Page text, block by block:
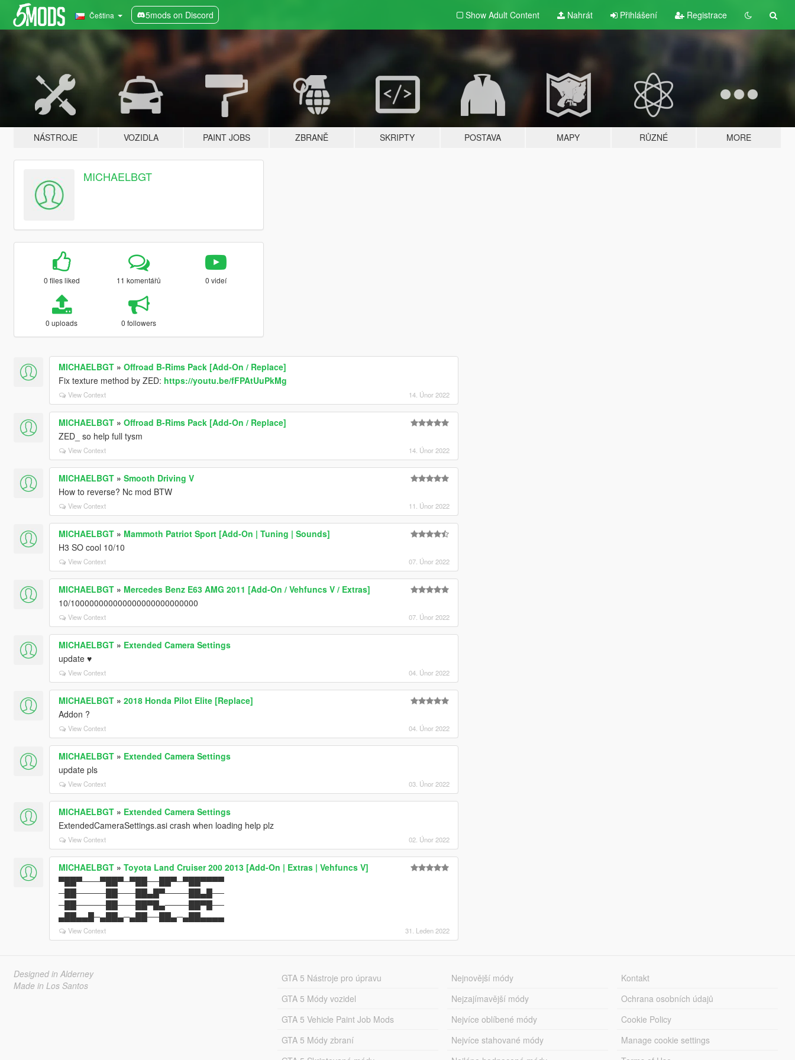
Čeština 5mods on Discord Show Adult Content Nahrát Přihlášení Registrace
NÁSTROJE VOZIDLA PAINT JOBS ZBRANĚ SKRIPTY POSTAVA MAPY RŮZNÉ MORE
MICHAELBGT
0 files liked 11 komentářů 0 videí
0 uploads 0 followers
MICHAELBGT» Offroad B-Rims Pack [Add-On / Replace]
Fix texture method by ZED: https://youtu.be/fFPAtUuPkMg
View Context 14. Únor 2022
MICHAELBGT» Offroad B-Rims Pack [Add-On / Replace]
ZED_ so help full tysm
View Context 14. Únor 2022
MICHAELBGT» Smooth Driving V
How to reverse? Nc mod BTW
View Context 11. Únor 2022
MICHAELBGT» Mammoth Patriot Sport [Add-On | Tuning | Sounds]
H3 SO cool 10/10
View Context 07. Únor 2022
MICHAELBGT» Mercedes Benz E63 AMG 2011 [Add-On / Vehfuncs V / Extras]
10/100000000000000000000000000
View Context 07. Únor 2022
MICHAELBGT» Extended Camera Settings
update ♥
View Context 04. Únor 2022
MICHAELBGT» 2018 Honda Pilot Elite [Replace]
Addon ?
View Context 04. Únor 2022
MICHAELBGT» Extended Camera Settings
update pls
View Context 03. Únor 2022
MICHAELBGT» Extended Camera Settings
ExtendedCameraSettings.asi crash when loading help plz
View Context 02. Únor 2022
MICHAELBGT» Toyota Land Cruiser 200 2013 [Add-On | Extras | Vehfuncs V]
▀██▀───▀██▀─▀██──██▀─▀██▀▀▀▀
─██─────██───██▄█▀────██▄█──
─██─────██───██▀█▄────██▀█──
▄██▄▄█─▄██▄─▄██──██▄─▄██▄▄▄▄
View Context 31. Leden 2022
Designed in Alderney
Made in Los Santos
GTA 5 Nástroje pro úpravu
GTA 5 Módy vozidel
GTA 5 Vehicle Paint Job Mods
GTA 5 Módy zbraní
Nejnovější módy
Nejzajímavější módy
Nejvíce oblíbené módy
Nejvíce stahované módy
Kontakt
Ochrana osobních údajů
Cookie Policy
Manage cookie settings